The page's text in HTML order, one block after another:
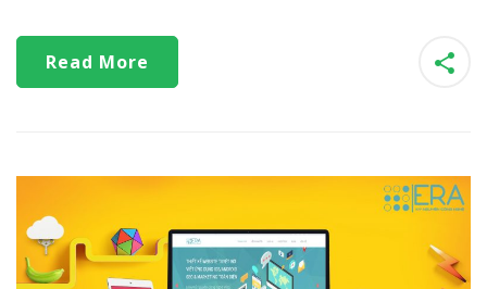
Read More